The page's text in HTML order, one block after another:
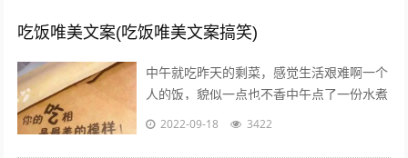
吃饭唯美文案(吃饭唯美文案搞笑)
中午就吃昨天的剩菜，感觉生活艰难啊一个
人的饭，貌似一点也不香中午点了一份水煮
鱼，超级开胃呀我一个人也要吃麻麻香中午
2022-09-18 3422